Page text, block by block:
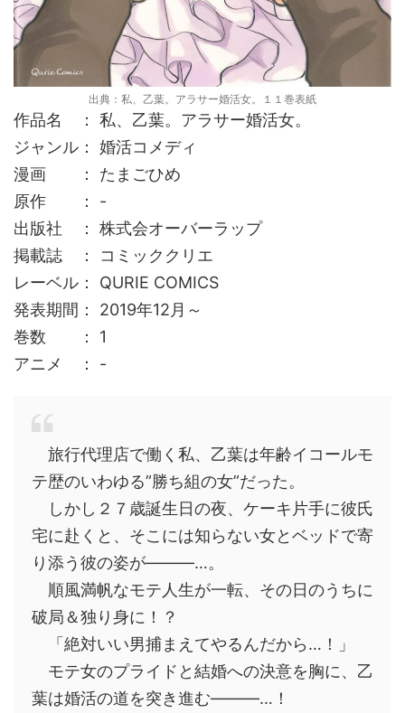
出典：私、乙葉。アラサー婚活女。１１巻表紙
作品名 ： 私、乙葉。アラサー婚活女。
ジャンル： 婚活コメディ
漫画 ： たまごひめ
原作 ： -
出版社 ： 株式会オーバーラップ
掲載誌 ： コミッククリエ
レーベル： QURIE COMICS
発表期間： 2019年12月～
巻数 ： 1
アニメ ： -
旅行代理店で働く私、乙葉は年齢イコールモ
テ歴のいわゆる”勝ち組の女”だった。
しかし２７歳誕生日の夜、ケーキ片手に彼氏
宅に赴くと、そこには知らない女とベッドで寄
り添う彼の姿が―――…。
順風満帆なモテ人生が一転、その日のうちに
破局＆独り身に！？
「絶対いい男捕まえてやるんだから…！」
モテ女のプライドと結婚への決意を胸に、乙
葉は婚活の道を突き進む―――…！